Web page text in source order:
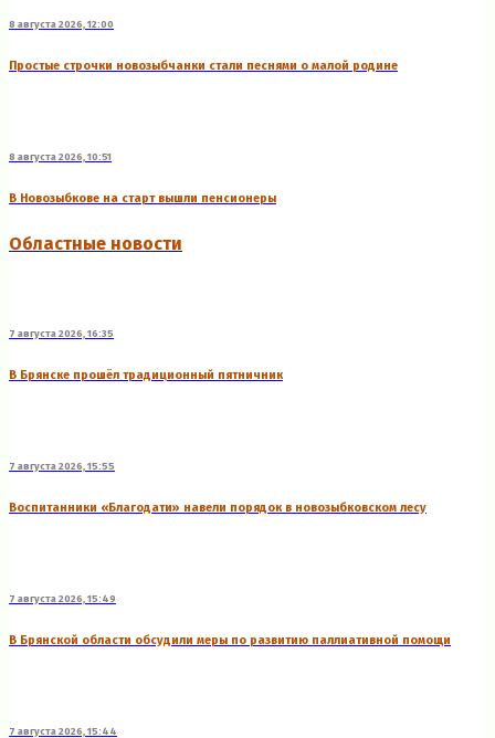
8 августа 2026, 12:00
Простые строчки новозыбчанки стали песнями о малой родине
8 августа 2026, 10:51
В Новозыбкове на старт вышли пенсионеры
Областные новости
7 августа 2026, 16:35
В Брянске прошёл традиционный пятничник
7 августа 2026, 15:55
Воспитанники «Благодати» навели порядок в новозыбковском лесу
7 августа 2026, 15:49
В Брянской области обсудили меры по развитию паллиативной помощи
7 августа 2026, 15:44